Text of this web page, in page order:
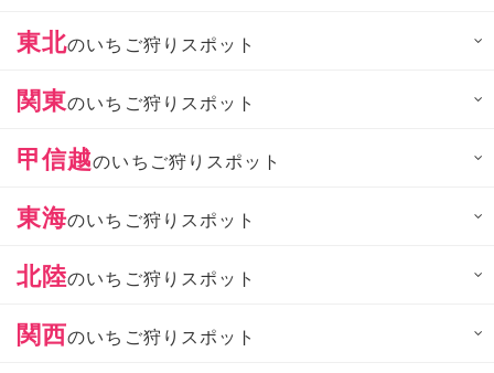
東北のいちご狩りスポット
関東のいちご狩りスポット
甲信越のいちご狩りスポット
東海のいちご狩りスポット
北陸のいちご狩りスポット
関西のいちご狩りスポット